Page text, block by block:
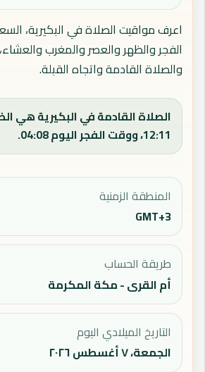
اعرف مواقيت الصلاة في البكيرية،
الفجر والظهر والعصر والمغرب
والصلاة القادمة واتجاه القبلة.
الصلاة القادمة في البكيرية هي
12:11، ووقت الفجر اليوم 04:08.
المنطقة الزمنية
GMT+3
طريقة الحساب
أم القرى - مكة المكرمة
التاريخ الميلادي اليوم
الجمعة، ٧ أغسطس ٢٠٢٦